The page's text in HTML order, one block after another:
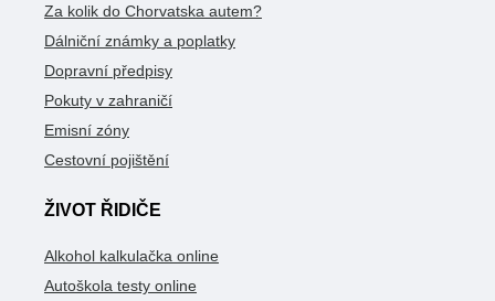
Za kolik do Chorvatska autem?
Dálniční známky a poplatky
Dopravní předpisy
Pokuty v zahraničí
Emisní zóny
Cestovní pojištění
ŽIVOT ŘIDIČE
Alkohol kalkulačka online
Autoškola testy online